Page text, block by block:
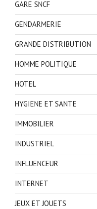
GARE SNCF
GENDARMERIE
GRANDE DISTRIBUTION
HOMME POLITIQUE
HOTEL
HYGIENE ET SANTE
IMMOBILIER
INDUSTRIEL
INFLUENCEUR
INTERNET
JEUX ET JOUETS